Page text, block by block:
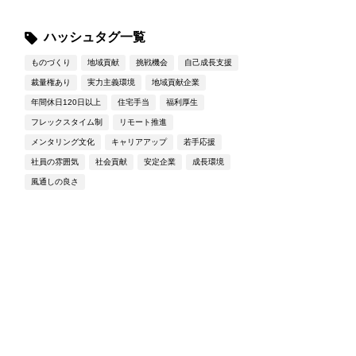
ハッシュタグ一覧
ものづくり 地域貢献 挑戦機会 自己成長支援
裁量権あり 実力主義環境 地域貢献企業
年間休日120日以上 住宅手当 福利厚生
フレックスタイム制 リモート推進
メンタリング文化 キャリアアップ 若手応援
社員の雰囲気 社会貢献 安定企業 成長環境
風通しの良さ